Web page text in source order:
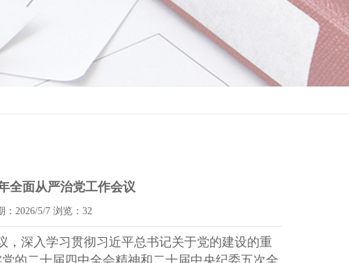
全面从严治党工作会议
：2026/5/7 浏览： 32
，深入学习贯彻习近平总书记关于党的建设的重
的二十届四中全会精神和二十届中央纪委五次全